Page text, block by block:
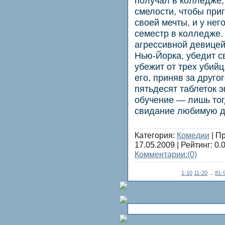
смелости, чтобы
своей мечты, и у
семестр в
агрессивной
Нью-Йорка, убедит
убежит от трех
его, приняв за
пятьдесят таблеток
обучение — лишь
свидание любимую
Категория: Комедии |
17.05.2009 | Рейтинг:
Комментарии:(0)
1-10 11-20 81-